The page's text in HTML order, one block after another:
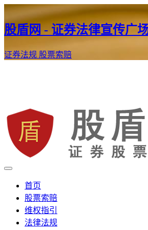
股盾网 - 证券法律宣传广
证券法规 股票索赔
股盾网
证券股票维权网
首页
股票索赔
维权指引
法律法规